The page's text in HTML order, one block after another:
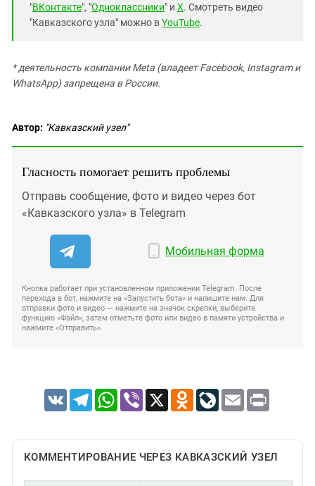
"ВКонтакте", "Одноклассники" и X. Смотреть видео
"Кавказского узла" можно вYouTube.
* деятельность компании Meta (владеет Facebook, Instagram и
WhatsApp) запрещена в России.
Автор: "Кавказский узел"
Гласность помогает решить проблемы
Отправь сообщение, фото и видео через бот
«Кавказского узла» в Telegram
Мобильная форма
Кнопка работает при установленном приложении Telegram. После
перехода в бот, нажмите на «Запустить бота» и напишите нам. Для
отправки фото и видео — нажмите на значок скрепки, выберите
функцию «Файл», затем отметьте фото или видео в памяти устройства и
нажмите «Отправить».
VK TelegramWhatsApp
Viber X Odnoklassniki
LiveJournal
Email Print
КОММЕНТИРОВАНИЕ ЧЕРЕЗ КАВКАЗСКИЙ УЗЕЛ